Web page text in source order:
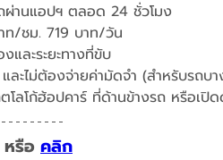
านแอปฯ ตลอด 24 ชั่วโมง
ท/ชม. 719 บาท/วัน
และระยะทางที่ขับ
ละไม่ต้องจ่ายค่ามัดจำ (สำหรับรถบ
ลโก้ฮ้อปคาร์ ที่ด้านข้างรถ หรือเปิ
รือ คลิก